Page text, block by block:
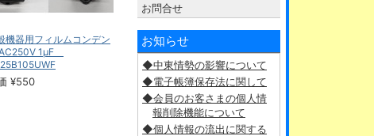
機器用フィルムコンデン
1μF
¥550
お問合せ
お知らせ
◆中東情勢の影響について
◆電子帳簿保存法に関して
◆会員のお客さまの個人情
報削除機能について
◆個人情報の流出に関する